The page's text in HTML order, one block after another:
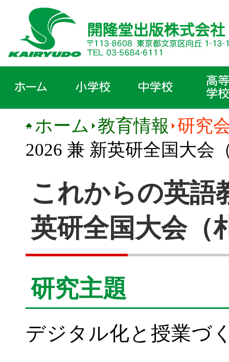
ホーム 教育情報 研究
2026 兼 新英研全国大会
これからの英語
英研全国大会（
研究主題
デジタル化と授業づ